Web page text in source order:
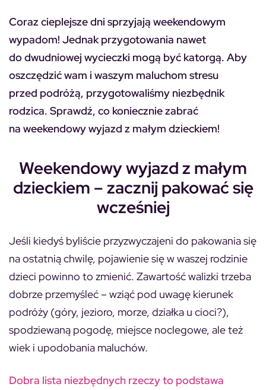
Coraz cieplejsze dni sprzyjają weekendowym
wypadom! Jednak przygotowania nawet
do dwudniowej wycieczki mogą być katorgą. Aby
oszczędzić wam i waszym maluchom stresu
przed podróżą, przygotowaliśmy niezbędnik
rodzica. Sprawdź, co koniecznie zabrać
na weekendowy wyjazd z małym dzieckiem!
Weekendowy wyjazd z małym
dzieckiem – zacznij pakować się
wcześniej
Jeśli kiedyś byliście przyzwyczajeni do pakowania się
na ostatnią chwilę, pojawienie się w waszej rodzinie
dzieci powinno to zmienić. Zawartość walizki trzeba
dobrze przemyśleć – wziąć pod uwagę kierunek
podróży (góry, jezioro, morze, działka u cioci?),
spodziewaną pogodę, miejsce noclegowe, ale też
wiek i upodobania maluchów.
Dobra lista niezbędnych rzeczy to podstawa